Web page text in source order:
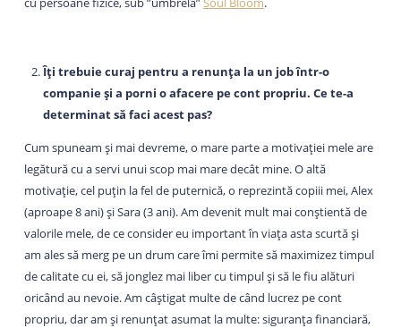
Îți trebuie curaj pentru a renunța la un job într-o
companie și a porni o afacere pe cont propriu. Ce te-a
determinat să faci acest pas?
Cum spuneam și mai devreme, o mare parte a motivației mele are
legătură cu a servi unui scop mai mare decât mine. O altă
motivație, cel puțin la fel de puternică, o reprezintă copiii mei, Alex
(aproape 8 ani) și Sara (3 ani). Am devenit mult mai conștientă de
valorile mele, de ce consider eu important în viața asta scurtă și
am ales să merg pe un drum care îmi permite să maximizez timpul
de calitate cu ei, să jonglez mai liber cu timpul și să le fiu alături
oricând au nevoie. Am câștigat multe de când lucrez pe cont
propriu, dar am și renunțat asumat la multe: siguranța financiară,